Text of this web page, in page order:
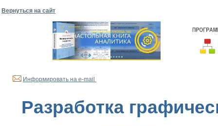
Вернуться на сайт
Информировать на e-mail
Разработка